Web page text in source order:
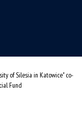
of Silesia in Katowice" co-
Fund